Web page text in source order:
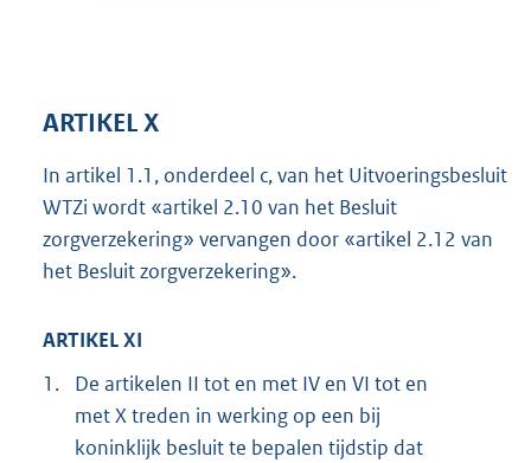
ARTIKEL X
In artikel 1.1, onderdeel c, van het Uitvoeringsbesluit
WTZi wordt «artikel 2.10 van het Besluit
zorgverzekering» vervangen door «artikel 2.12 van
het Besluit zorgverzekering».
ARTIKEL XI
1.
De artikelen II tot en met IV en VI tot en
met X treden in werking op een bij
koninklijk besluit te bepalen tijdstip dat